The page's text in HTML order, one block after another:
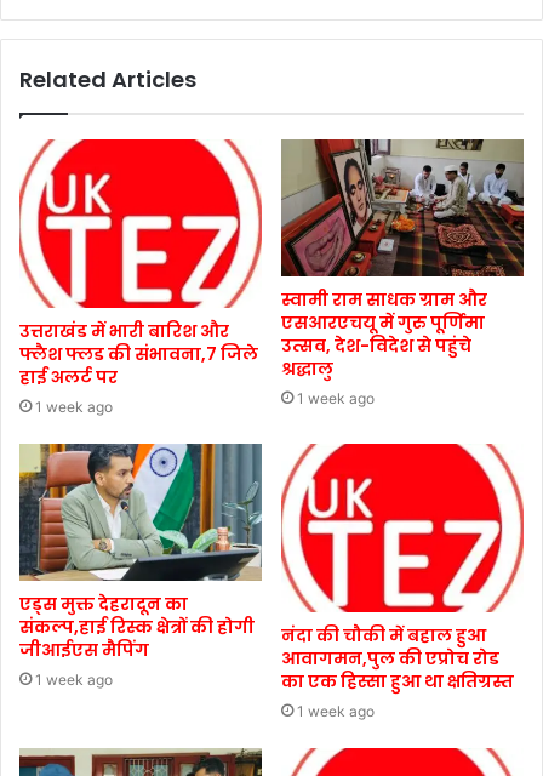
Related Articles
उत्तराखंड में भारी बारिश और
फ्लैश फ्लड की संभावना,7 जिले
हाई अलर्ट पर
1 week ago
स्वामी राम साधक ग्राम और
एसआरएचयू में गुरु पूर्णिमा
उत्सव, देश-विदेश से पहुंचे
श्रद्धालु
1 week ago
एड्स मुक्त देहरादून का
संकल्प,हाई रिस्क क्षेत्रों की होगी
जीआईएस मैपिंग
1 week ago
नंदा की चौकी में बहाल हुआ
आवागमन,पुल की एप्रोच रोड
का एक हिस्सा हुआ था क्षतिग्रस्त
1 week ago